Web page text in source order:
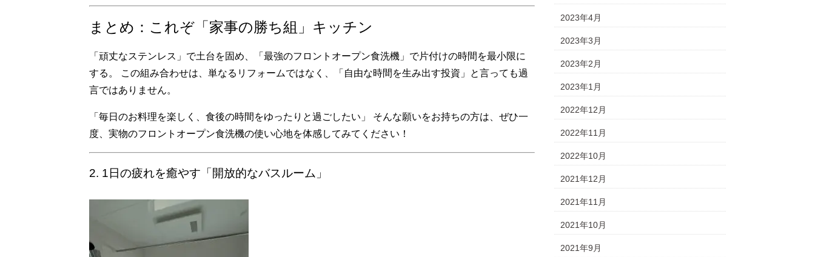
まとめ：これぞ「家事の勝ち組」キッチン
「頑丈なステンレス」で土台を固め、「最強のフロントオープン食洗機」で片付けの時間を最小限に
する。 この組み合わせは、単なるリフォームではなく、「自由な時間を生み出す投資」と言っても過
言ではありません。
「毎日のお料理を楽しく、食後の時間をゆったりと過ごしたい」 そんな願いをお持ちの方は、ぜひ一
度、実物のフロントオープン食洗機の使い心地を体感してみてください！
2. 1日の疲れを癒やす「開放的なバスルーム」
2023年4月
2023年3月
2023年2月
2023年1月
2022年12月
2022年11月
2022年10月
2021年12月
2021年11月
2021年10月
2021年9月